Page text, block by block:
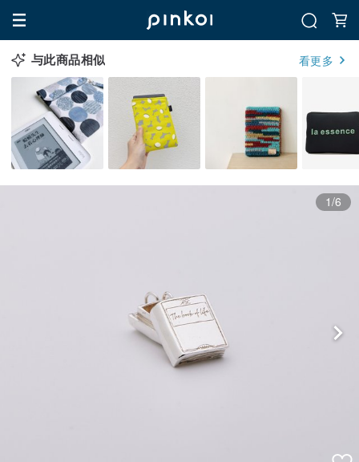
与此商品相似 看更多
1/6